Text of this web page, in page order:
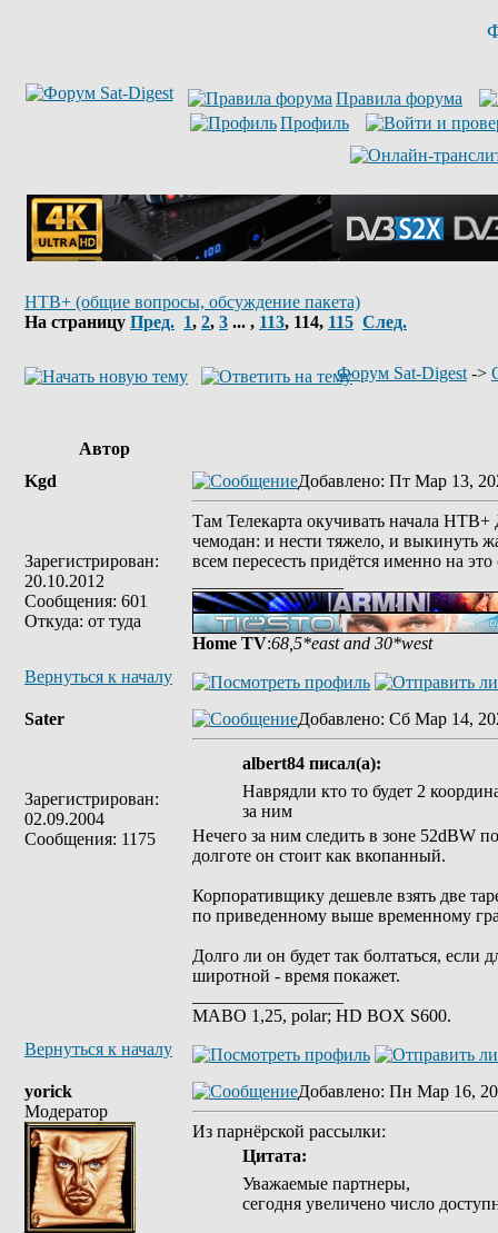
Правила форума
Профиль
НТВ+ (общие вопросы, обсуждение пакета)
На страницу Пред. 1, 2, 3 ... , 113, 114, 115 След.
Форум Sat-Digest ->
Автор
Kgd
Зарегистрирован:
20.10.2012
Сообщения: 601
Откуда: от туда
Добавлено: Пт Мар 13,
Там Телекарта окучивать начала
чемодан: и нести тяжело, и выкинуть
всем пересесть придётся именно на
Home TV:68,5*east and 30*west
Вернуться к началу
Sater
Зарегистрирован:
02.09.2004
Сообщения: 1175
Добавлено: Сб Мар 14,
albert84 писал(а):
Наврядли кто то будет 2
за ним
Нечего за ним следить в зоне 52dBW
долготе он стоит как вкопанный.
Корпоративщику дешевле взять две
по приведенному выше временному
Долго ли он будет так болтаться, если
широтной - время покажет.
MABO 1,25, polar; HD BOX S600.
Вернуться к началу
yorick
Модератор
Добавлено: Пн Мар 16,
Из парнёрской рассылки:
Цитата:
Уважаемые партнеры,
сегодня увеличено число